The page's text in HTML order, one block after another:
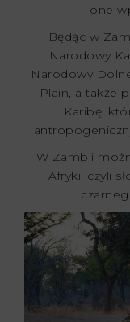
one
Będąc w
Narodowy
Narodowy
Plain, a także
Karibę,
W Zambii
Afryki, czyli